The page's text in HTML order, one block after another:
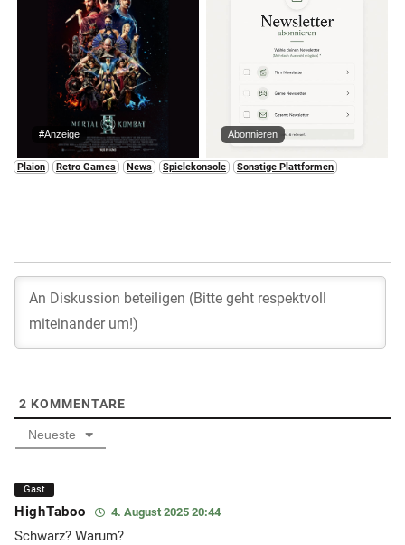
#Anzeige Abonnieren
Plaion Retro Games News Spielekonsole Sonstige Plattformen
2 KOMMENTARE
Neueste
Gast
HighTaboo 4. August 2025 20:44
Schwarz? Warum?